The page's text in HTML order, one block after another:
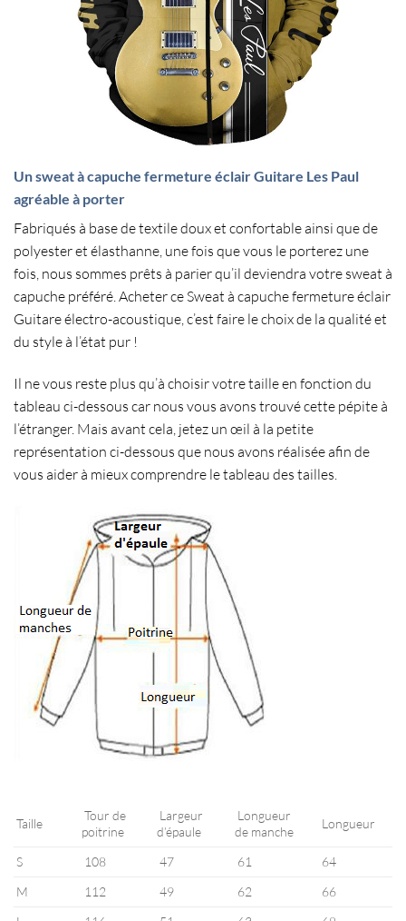
Un sweat à capuche fermeture éclair Guitare Les Paul
agréable à porter
Fabriqués à base detextile douxet confortable ainsi que de
polyesteret élasthanne, une fois que vous le porterez une
fois, nous sommes prêts à parier qu’il deviendra votre sweat à
capuche préféré. Acheter ceSweat à capuche fermeture éclair
Guitare électro-acoustique, c’est faire le choix de la qualité et
du style à l’état pur !
Il ne vous reste plus qu’à choisir votretailleen fonction du
tableau ci-dessous car nous vous avons trouvé cette pépite à
l’étranger. Mais avant cela, jetez un œil à la petite
représentation ci-dessous que nous avons réalisée afin de
vous aider à mieux comprendre letableau des tailles.
Taille
Tour de
poitrine
Largeur
d’épaule
Longueur
de manche
Longueur
S 108 47 61
64
M
112 49 62
66